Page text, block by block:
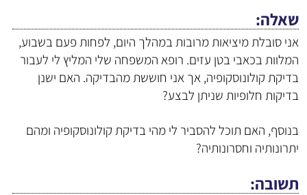
שאלה
אני סובלת מיציאות מרובות במהלך היום, לפחות פעם בשבוע,
המלוות בכאבי בטן עזים. רופא המשפחה שלי המליץ לי לעבור
בדיקת קולונוסקופיה, אך אני חוששת מהבדיקה. האם ישנן
בדיקות חלופיות שניתן לבצע?
בנוסף, האם תוכל להסביר לי מהי בדיקת קולונוסקופיה ומהם
יתרונותיה וחסרונותיה?
תשובה